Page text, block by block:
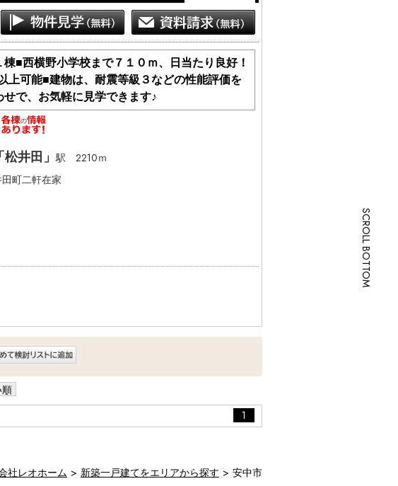
などがある場合もございます。
の価格変更などもございます。お手数をですが、お電
■西横野小学校まで７１０ｍ、日当たり良好！
上可能■建物は、耐震等級３などの性能評価を
で、お気軽に見学できます♪
「松井田」駅 2210ｍ
町二軒在家
1
社レオホーム 新築一戸建てをエリアから探す 安中市
SCROLL BOTTOM